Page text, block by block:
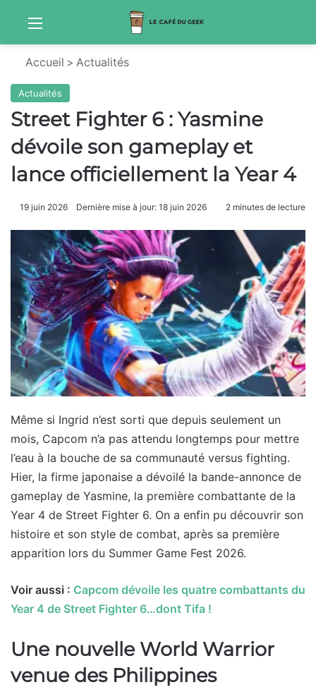
Menu
Accueil > Actualités
Actualités
Street Fighter 6 : Yasmine
dévoile son gameplay et
lance officiellement la Year 4
19 juin 2026 Dernière mise à jour: 18 juin 2026 2 minutes de lecture
Même si Ingrid n’est sorti que depuis seulement un
mois, Capcom n’a pas attendu longtemps pour mettre
l’eau à la bouche de sa communauté versus fighting.
Hier, la firme japonaise a dévoilé la bande-annonce de
gameplay de Yasmine, la première combattante de la
Year 4 de Street Fighter 6. On a enfin pu découvrir son
histoire et son style de combat, après sa première
apparition lors du Summer Game Fest 2026.
Voir aussi : Capcom dévoile les quatre combattants du
Year 4 de Street Fighter 6…dont Tifa !
Une nouvelle World Warrior
venue des Philippines